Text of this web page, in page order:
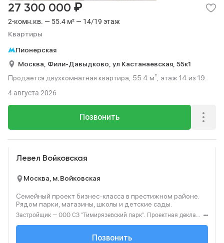
2-комн.кв. — 55.4 м² — 14/19 этаж
Квартиры
27 300 000 ₽
Пионерская
Москва, Фили-Давыдково, ул Кастанаевская, 55к1
Продается двухкомнатная квартира, 55.4 м², этаж 14 из 19.
Позвонить
4 августа 2026
Левел Войковская
Москва, м. Войковская
Семейный проект бизнес-класса в престижном районе.
Рядом парки, магазины, школы и детские сады.
Застройщик — ООО СЗ "Тимирязевский парк". Проектная декларация — наш.дом.рф. Акция до 31.08.2026. Не оферта. Подробности — level.ru
+7 (495) 137-47-...
Позвонить